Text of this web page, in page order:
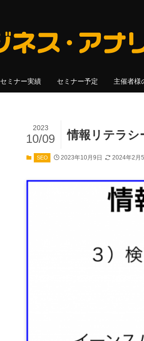
セミナー実績 セミナー予定 主催者様
情報リテラシ
2023
10/09
SEO 2023年10月9日 2024年2月